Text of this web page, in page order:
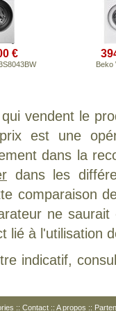
€
Beko
vendent le
est une
dans la
dans les
comparaison
ne
lié à l'utilisation
indicatif,
:: Contact :: A propos ::